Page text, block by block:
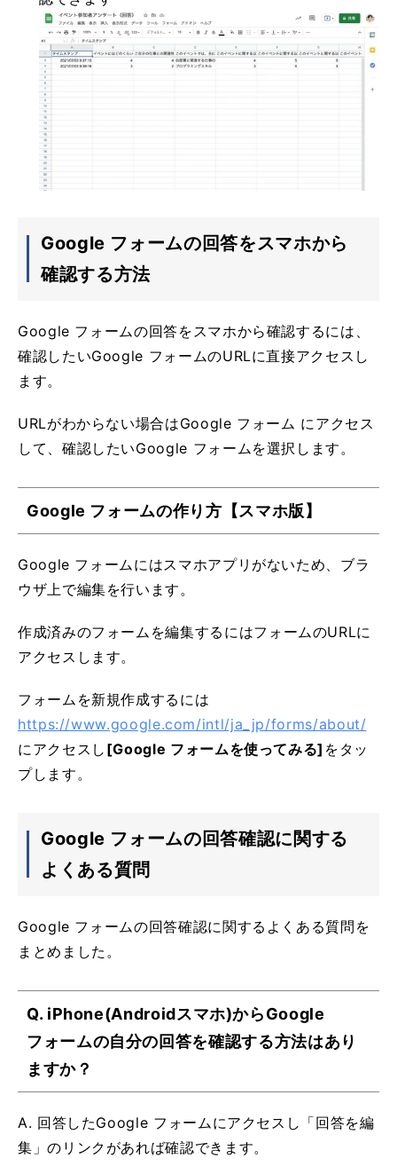
Google フォームの回答をスマホから
確認する方法
Google フォームの回答をスマホから確認するには、
確認したいGoogle フォームのURLに直接アクセスし
ます。
URLがわからない場合はGoogle フォーム にアクセス
して、確認したいGoogle フォームを選択します。
Google フォームの作り方【スマホ版】
Google フォームにはスマホアプリがないため、ブラ
ウザ上で編集を行います。
作成済みのフォームを編集するにはフォームのURLに
アクセスします。
フォームを新規作成するには
https://www.google.com/intl/ja_jp/forms/about/
にアクセスし [Google フォームを使ってみる] をタッ
プします。
Google フォームの回答確認に関する
よくある質問
Google フォームの回答確認に関するよくある質問を
まとめました。
Q. iPhone(Androidスマホ)からGoogle
フォームの自分の回答を確認する方法はあり
ますか？
A. 回答したGoogle フォームにアクセスし「回答を編
集」のリンクがあれば確認できます。